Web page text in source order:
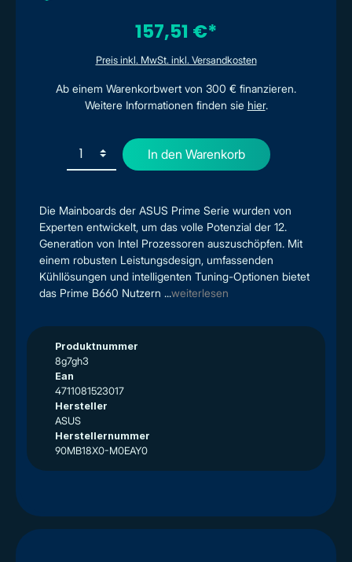
Die Mainboards der ASUS Prime Serie wurden von
Experten entwickelt, um das volle Potenzial der 12.
Generation von Intel Prozessoren auszuschöpfen. Mit
einem robusten Leistungsdesign, umfassenden
Kühllösungen und intelligenten Tuning-Optionen bietet
das Prime B660 Nutzern ...weiterlesen
Produktnummer
8g7gh3
Ean
4711081523017
Hersteller
ASUS
Herstellernummer
90MB18X0-M0EAY0
157,51 €*
Preis inkl. MwSt. inkl. Versandkosten
Ab einem Warenkorbwert von 300 € finanzieren.
Weitere Informationen finden sie hier.
In den Warenkorb